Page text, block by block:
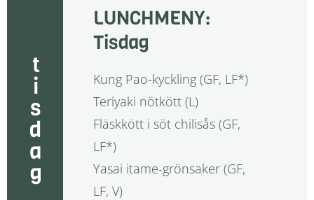
tisdag
LUNCHMENY:
Tisdag
Kung Pao-kyckling (GF, LF*)
Teriyaki nötkött (L)
Fläskkött i söt chilisås (GF,
LF*)
Yasai itame-grönsaker (GF,
LF, V)